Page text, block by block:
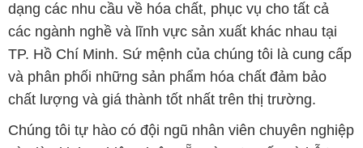
dạng các nhu cầu về hóa chất, phục vụ cho tất cả
các ngành nghề và lĩnh vực sản xuất khác nhau tại
TP. Hồ Chí Minh. Sứ mệnh của chúng tôi là cung cấp
và phân phối những sản phẩm hóa chất đảm bảo
chất lượng và giá thành tốt nhất trên thị trường.
Chúng tôi tự hào có đội ngũ nhân viên chuyên nghiệp